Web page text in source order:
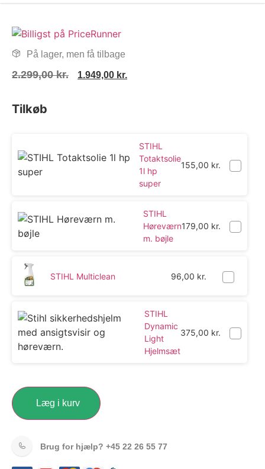
På lager, men få tilbage
2.299,00kr. 1.949,00 kr.
Tilkøb
STIHL
Totaktsolie
1l hp
super
155,00 kr.
STIHL
Høreværn
m. bøjle
179,00 kr.
STIHL Multiclean 96,00 kr.
STIHL
Dynamic
Light
Hjelmsæt
375,00 kr.
Læg i kurv
Brug for hjælp? +45 22 26 55 77